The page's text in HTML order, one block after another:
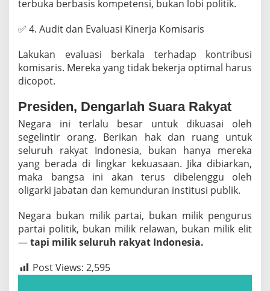
terbuka berbasis kompetensi, bukan lobi politik.
✅ 4. Audit dan Evaluasi Kinerja Komisaris
Lakukan evaluasi berkala terhadap kontribusi
komisaris. Mereka yang tidak bekerja optimal harus
dicopot.
Presiden, Dengarlah Suara Rakyat
Negara ini terlalu besar untuk dikuasai oleh
segelintir orang. Berikan hak dan ruang untuk
seluruh rakyat Indonesia, bukan hanya mereka
yang berada di lingkar kekuasaan. Jika dibiarkan,
maka bangsa ini akan terus dibelenggu oleh
oligarki jabatan dan kemunduran institusi publik.
Negara bukan milik partai, bukan milik pengurus
partai politik, bukan milik relawan, bukan milik elit
—tapi milik seluruh rakyat Indonesia.
Post Views: 2,595